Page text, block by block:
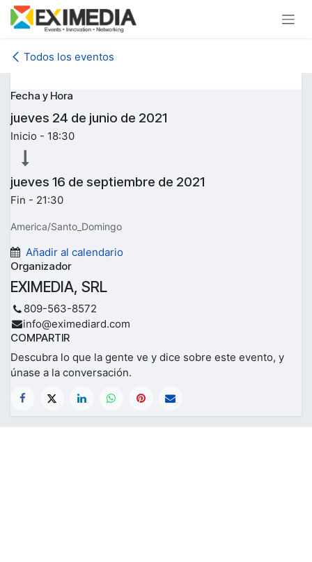
Ir al contenido
Todos los eventos
Fecha y Hora
jueves 24 de junio de 2021
Inicio - 18:30
jueves 16 de septiembre de 2021
Fin - 21:30
America/Santo_Domingo
Añadir al calendario
Organizador
EXIMEDIA, SRL
809-563-8572
info@eximediard.com
COMPARTIR
Descubra lo que la gente ve y dice sobre este evento, y
únase a la conversación.